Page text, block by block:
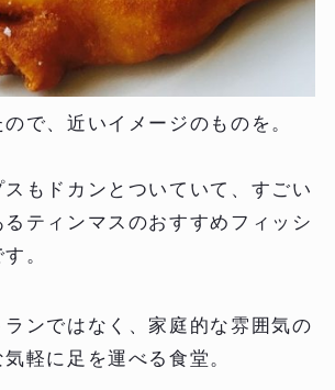
で、近いイメージのものを。
もドカンとついていて、すごい
ティンマスのおすすめフィッシ
。
ンではなく、家庭的な雰囲気の
軽に足を運べる食堂。